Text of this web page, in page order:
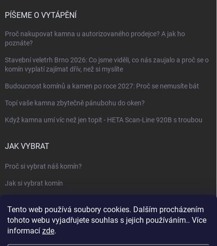
Tento web používá soubory cookies. Dalším procházením
tohoto webu vyjadřujete souhlas s jejich používáním.. Více
informací zde.
PÍŠEME O VYTÁPĚNÍ
Proč nakupovat kamna u autorizovaného prodejce? A jak ho
poznáte?
Stavební veletrh Brno 2026: Co jsme viděli, co nás zaujalo a proč se o
komín vyplatí zajímat dřív, než si myslíte
Budoucnost komínů a kamen po roce 2027: Proč se nemusíte bát
Topí vaše kamna zbytečně pánubohu do oken?
Když kamna umí víc než jen topit - HETA Scan-Line 920B s troubou
JAK VYBRAT
Proč si vybrat náš komín?
Jak si vybrat komín
Jak vybrat kamna nebo krbovou vložku
Jak postavit krbovou obestavbu